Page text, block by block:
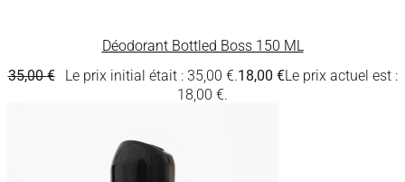
Déodorant Bottled Boss 150 ML
35,00€ Le prix initial était : 35,00 €.18,00 €Le prix actuel est :
18,00 €.